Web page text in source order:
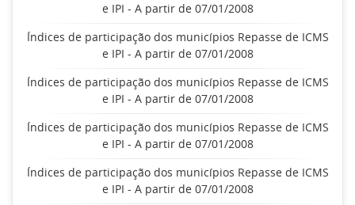
e IPI - A partir de 07/01/2008
Índices de participação dos municípios Repasse de ICMS
e IPI - A partir de 07/01/2008
Índices de participação dos municípios Repasse de ICMS
e IPI - A partir de 07/01/2008
Índices de participação dos municípios Repasse de ICMS
e IPI - A partir de 07/01/2008
Índices de participação dos municípios Repasse de ICMS
e IPI - A partir de 07/01/2008